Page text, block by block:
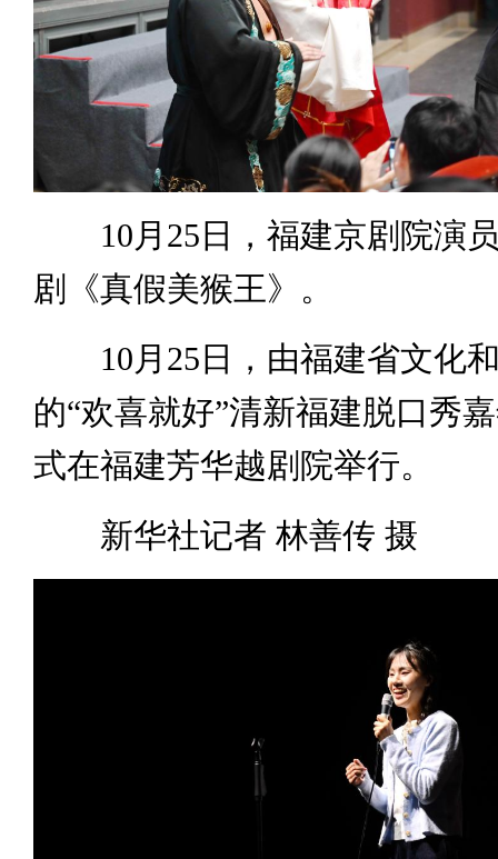
10月25日，福建京剧院演
剧《真假美猴王》。
10月25日，由福建省文化
的“欢喜就好”清新福建脱口秀
式在福建芳华越剧院举行。
新华社记者 林善传 摄